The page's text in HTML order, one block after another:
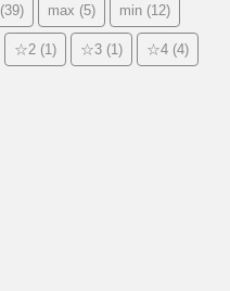
(39) max (5) min (12)
☆2 (1) ☆3 (1) ☆4 (4)